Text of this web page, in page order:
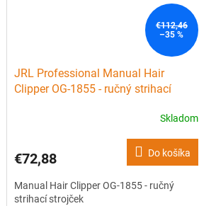
€112,46
–35 %
JRL Professional Manual Hair
Clipper OG-1855 - ručný strihací
Skladom
€72,88 Do košíka
Manual Hair Clipper OG-1855 - ručný
strihací strojček